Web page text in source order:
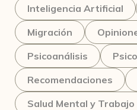
Inteligencia Artificial
Migración
Psicoanálisis
Recomendaciones
Salud Mental y Trabajo